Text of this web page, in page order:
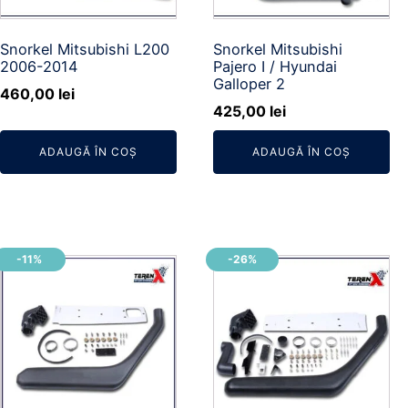
Snorkel Mitsubishi L200
2006-2014
460,00 lei
ADAUGĂ ÎN COȘ
Snorkel Mitsubishi
Pajero I / Hyundai
Galloper 2
425,00 lei
ADAUGĂ ÎN COȘ
-11% -26%